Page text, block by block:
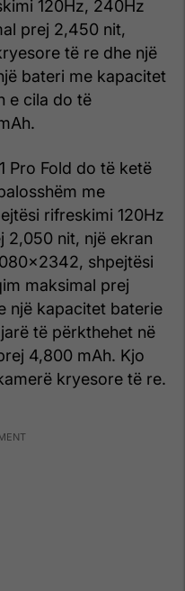
120Hz, 240Hz
prej 2,450 nit,
të re dhe një
bateri me kapacitet
e cila do të
Pro Fold do të ketë
me
rifreskimi 120Hz
2,050 nit, një ekran
shpejtësi
maksimal prej
një kapacitet baterie
të përkthehet në
4,800 mAh. Kjo
kryesore të re.